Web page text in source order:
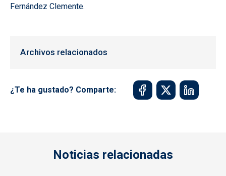
Fernández Clemente.
Archivos relacionados
¿Te ha gustado? Comparte:
Noticias relacionadas